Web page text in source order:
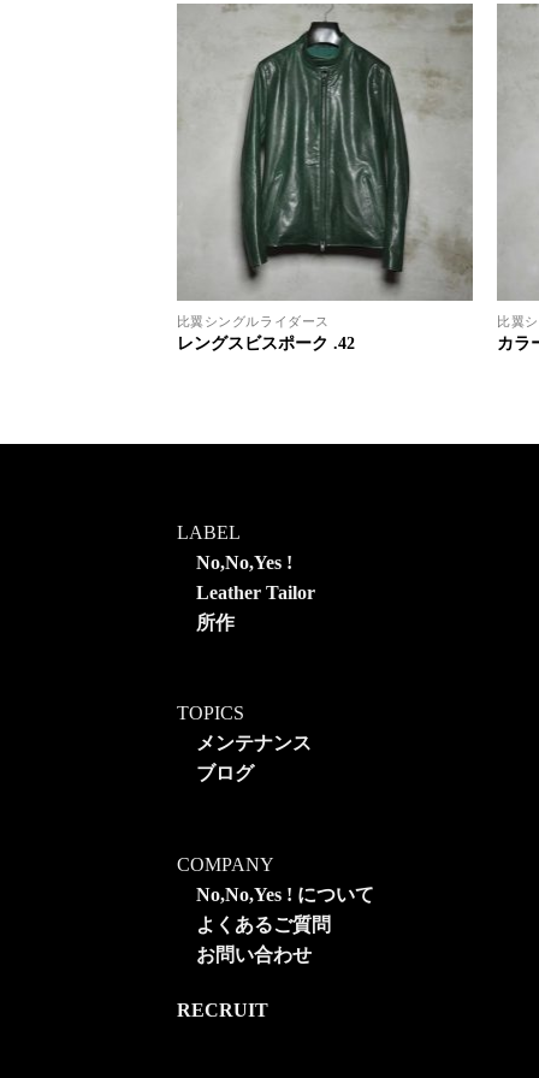
比翼シングルライダース
レングスビスポーク .42
比翼
カラ
LABEL
No,No,Yes !
Leather Tailor
所作
TOPICS
メンテナンス
ブログ
COMPANY
No,No,Yes ! について
よくあるご質問
お問い合わせ
RECRUIT